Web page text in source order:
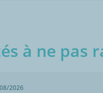
à ne pas
2026